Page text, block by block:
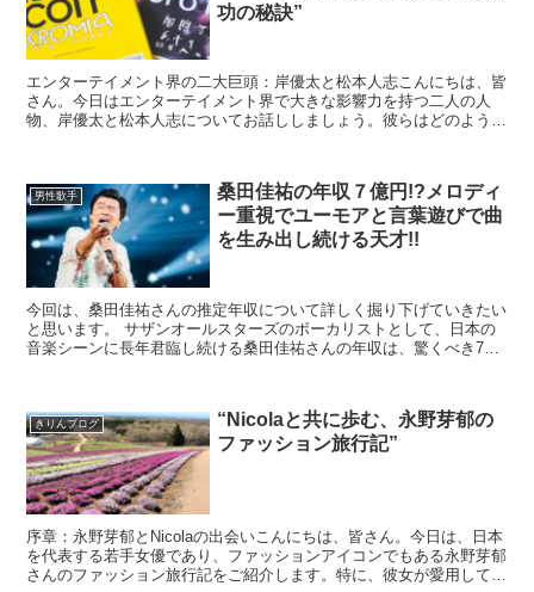
功の秘訣”
エンターテイメント界の二大巨頭：岸優太と松本人志こんにちは、皆
さん。今日はエンターテイメント界で大きな影響力を持つ二人の人
物、岸優太と松本人志についてお話ししましょう。彼らはどのように
男性歌手
桑田佳祐の年収７億円!?メロディ
ー重視でユーモアと言葉遊びで曲
を生み出し続ける天才!!
今回は、桑田佳祐さんの推定年収について詳しく掘り下げていきたい
と思います。 サザンオールスターズのボーカリストとして、日本の
音楽シーンに長年君臨し続ける桑田佳祐さんの年収は、驚くべき7億
きりんブログ
“Nicolaと共に歩む、永野芽郁の
ファッション旅行記”
序章：永野芽郁とNicolaの出会いこんにちは、皆さん。今日は、日本
を代表する若手女優であり、ファッションアイコンでもある永野芽郁
さんのファッション旅行記をご紹介します。特に、彼女が愛用してい